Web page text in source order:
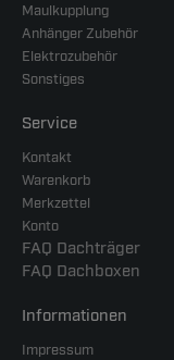
Maulkupplung
Anhänger Zubehör
Elektrozubehör
Sonstiges
Service
Kontakt
Warenkorb
Merkzettel
Konto
FAQ Dachträger
FAQ Dachboxen
Informationen
Impressum